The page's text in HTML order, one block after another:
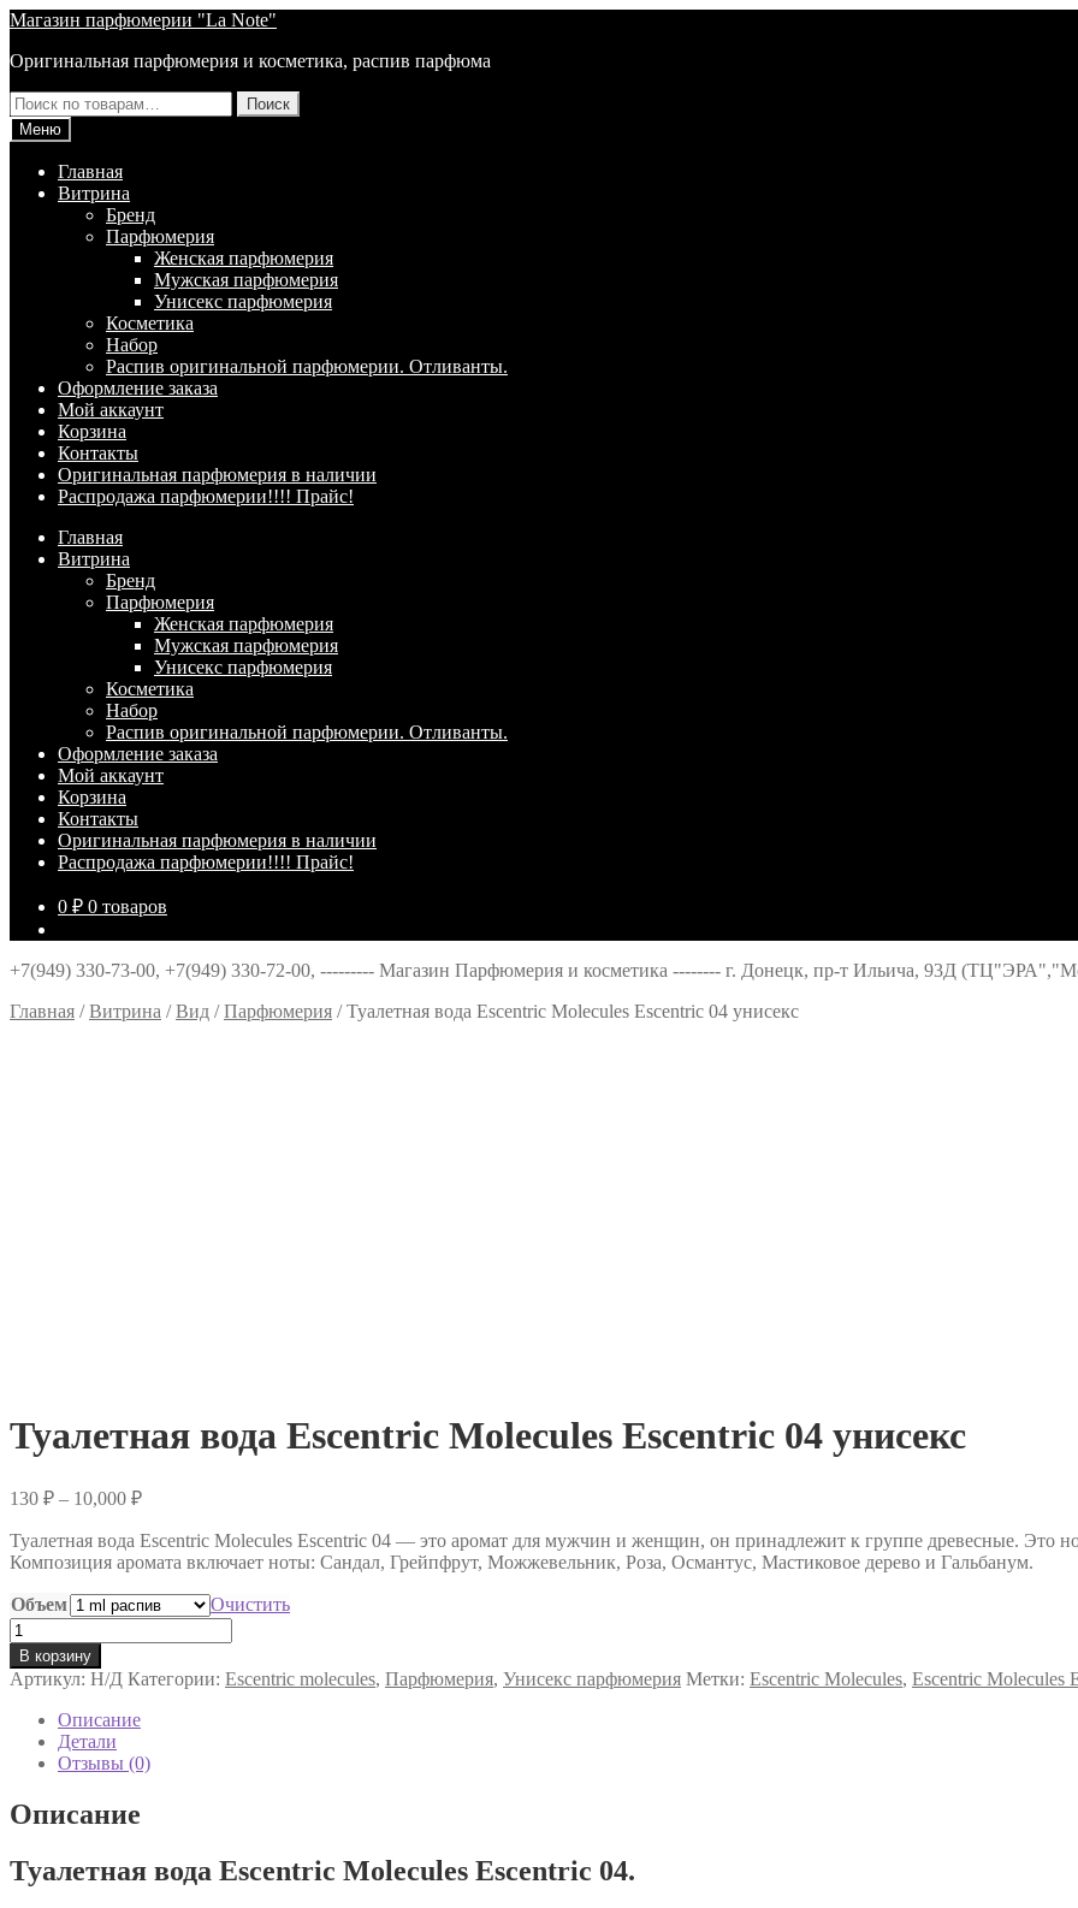
Перейти
навигации
Перейти
содержимому
Магазин парфюмерии "La Note"
Оригинальная парфюмерия и косметика, распив парфюма
Искать:
Поиск
Меню
Главная
Витрина
Брeнд
Парфюмерия
Женская парфюмерия
Мужская парфюмерия
Унисекс парфюмерия
Косметика
Набор
Распив оригинальной парфюмерии. Отливанты.
Оформление заказа
Мой аккаунт
Корзина
Контакты
Оригинальная парфюмерия в наличии
Распродажа парфюмерии!!!! Прайс!
Главная
Витрина
Брeнд
Парфюмерия
Женская парфюмерия
Мужская парфюмерия
Унисекс парфюмерия
Косметика
Набор
Распив оригинальной парфюмерии. Отливанты.
Оформление заказа
Мой аккаунт
Корзина
Контакты
Оригинальная парфюмерия в наличии
Распродажа парфюмерии!!!! Прайс!
0 ₽ 0 товаров
+7(949) 330-73-00, +7(949) 330-72-00, --------- Магазин Парфюмерия и косметика -------- г. Донецк, пр-т Ильича, 93Д
Главная /Витрина /Вид /Парфюмерия /Туалетная вода Escentric Molecules Escentric 04 унисекс
Туалетная вода Escentric Molecules Escentric 04 унисекс
130 ₽ – 10,000 ₽Диапазон
130 ₽
–
Туалетная вода Escentric Molecules Escentric 04 — это аромат для мужчин и женщин, он принадлежит к группе древесные. Это
Композиция аромата включает ноты: Сандал, Грейпфрут, Можжевельник, Роза, Османтус, Мастиковое дерево и Гальбанум.
Объем
Очистить
Количество
товара
Туалетная
вода
Escentric
Molecules
Escentric
унисекс
В корзину
Артикул: Н/Д Категории: Escentric molecules, Парфюмерия, Унисекс парфюмерия Метки: Escentric Molecules, Escentric Molecules
Описание
Детали
Отзывы (0)
Описание
Туалетная вода Escentric Molecules Escentric 04.